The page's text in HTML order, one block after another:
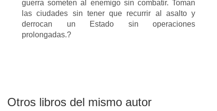
guerra someten al enemigo sin combatir. Toman
las ciudades sin tener que recurrir al asalto y
derrocan un Estado sin operaciones
prolongadas.?
Otros libros del mismo autor